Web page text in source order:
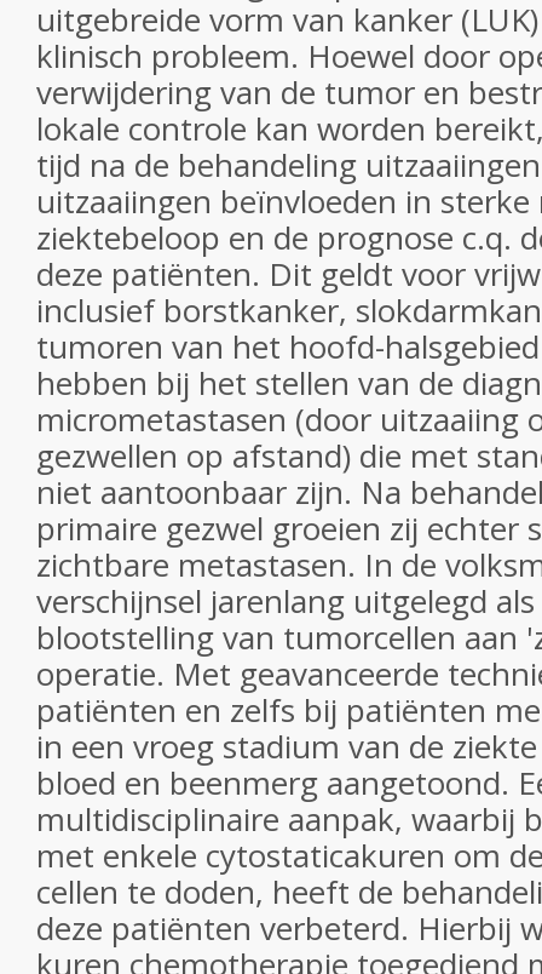
uitgebreide vorm van kanker
klinisch probleem. Hoewel door
verwijdering van de tumor en
lokale controle kan worden
tijd na de behandeling
uitzaaiingen beïnvloeden in
ziektebeloop en de prognose c.q.
deze patiënten. Dit geldt voor
inclusief borstkanker,
tumoren van het hoofd-
hebben bij het stellen van de
micrometastasen (door uitzaaiing
gezwellen op afstand) die met
niet aantoonbaar zijn. Na
primaire gezwel groeien zij echter
zichtbare metastasen. In de
verschijnsel jarenlang uitgelegd
blootstelling van tumorcellen aan
operatie. Met geavanceerde
patiënten en zelfs bij patiënten
in een vroeg stadium van de
bloed en beenmerg aangetoond.
multidisciplinaire aanpak, waarbij
met enkele cytostaticakuren om
cellen te doden, heeft de
deze patiënten verbeterd. Hierbij
kuren chemotherapie toegediend